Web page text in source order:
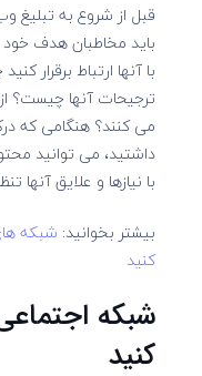
قبل از شروع به تبلیغ
باید مخاطبان هدف خود
با آنها ارتباط برقرار
ترجیحات آنها چیست؟
می کنند؟ هنگامی که
داشتید، می توانید
با نیازها و علایق آنها
بیشتر بخوانید: شبکه
کنید
شبکه
کنید